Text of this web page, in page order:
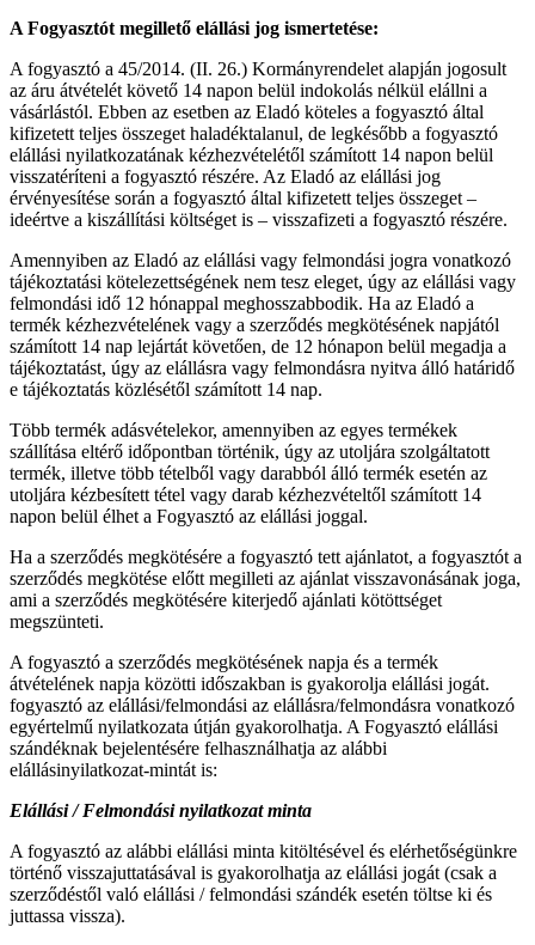
A Fogyasztót megillető elállási jog ismertetése:
A fogyasztó a 45/2014. (II. 26.) Kormányrendelet alapján jogosult
az áru átvételét követő 14 napon belül indokolás nélkül elállni a
vásárlástól. Ebben az esetben az Eladó köteles a fogyasztó által
kifizetett teljes összeget haladéktalanul, de legkésőbb a fogyasztó
elállási nyilatkozatának kézhezvételétől számított 14 napon belül
visszatéríteni a fogyasztó részére. Az Eladó az elállási jog
érvényesítése során a fogyasztó által kifizetett teljes összeget –
ideértve a kiszállítási költséget is – visszafizeti a fogyasztó részére.
Amennyiben az Eladó az elállási vagy felmondási jogra vonatkozó
tájékoztatási kötelezettségének nem tesz eleget, úgy az elállási vagy
felmondási idő 12 hónappal meghosszabbodik. Ha az Eladó a
termék kézhezvételének vagy a szerződés megkötésének napjától
számított 14 nap lejártát követően, de 12 hónapon belül megadja a
tájékoztatást, úgy az elállásra vagy felmondásra nyitva álló határidő
e tájékoztatás közlésétől számított 14 nap.
Több termék adásvételekor, amennyiben az egyes termékek
szállítása eltérő időpontban történik, úgy az utoljára szolgáltatott
termék, illetve több tételből vagy darabból álló termék esetén az
utoljára kézbesített tétel vagy darab kézhezvételtől számított 14
napon belül élhet a Fogyasztó az elállási joggal.
Ha a szerződés megkötésére a fogyasztó tett ajánlatot, a fogyasztót a
szerződés megkötése előtt megilleti az ajánlat visszavonásának joga,
ami a szerződés megkötésére kiterjedő ajánlati kötöttséget
megszünteti.
A fogyasztó a szerződés megkötésének napja és a termék
átvételének napja közötti időszakban is gyakorolja elállási jogát.
fogyasztó az elállási/felmondási az elállásra/felmondásra vonatkozó
egyértelmű nyilatkozata útján gyakorolhatja. A Fogyasztó elállási
szándéknak bejelentésére felhasználhatja az alábbi
elállásinyilatkozat-mintát is:
Elállási / Felmondási nyilatkozat minta
A fogyasztó az alábbi elállási minta kitöltésével és elérhetőségünkre
történő visszajuttatásával is gyakorolhatja az elállási jogát (csak a
szerződéstől való elállási / felmondási szándék esetén töltse ki és
juttassa vissza).